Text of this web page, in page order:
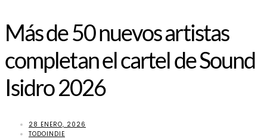
Más de 50 nuevos artistas
completan el cartel de Sound
Isidro 2026
28 ENERO, 2026
TODOINDIE